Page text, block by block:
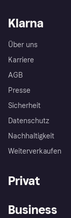
Klarna
Über uns
Karriere
AGB
Presse
Sicherheit
Datenschutz
Nachhaltigkeit
Weiterverkaufen
Privat
Business